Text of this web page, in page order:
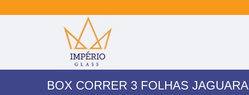
BOX CORRER 3 FOLHAS JAGUARA